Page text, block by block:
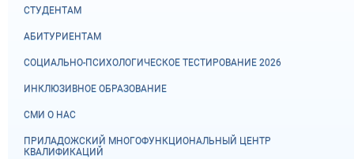
СТУДЕНТАМ
АБИТУРИЕНТАМ
СОЦИАЛЬНО-ПСИХОЛОГИЧЕСКОЕ ТЕСТИРОВАНИЕ 2026
ИНКЛЮЗИВНОЕ ОБРАЗОВАНИЕ
СМИ О НАС
ПРИЛАДОЖСКИЙ МНОГОФУНКЦИОНАЛЬНЫЙ ЦЕНТР
КВАЛИФИКАЦИЙ